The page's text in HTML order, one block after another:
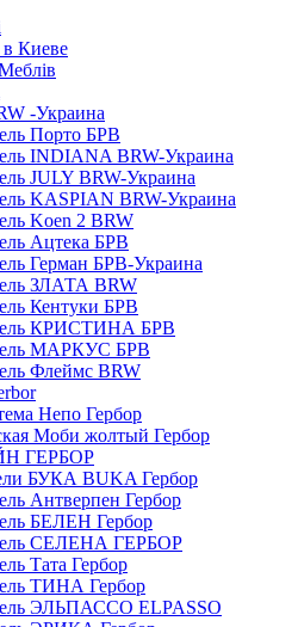
в Киеве
-Украина
Порто БРВ
INDIANA BRW-Украина
JULY BRW-Украина
KASPIAN BRW-Украина
Koen 2 BRW
Ацтека БРВ
Герман БРВ-Украина
ЗЛАТА BRW
Кентуки БРВ
КРИСТИНА БРВ
МАРКУС БРВ
Флеймс BRW
Непо Гербор
Моби жолтый Гербор
ГЕРБОР
БУКА BUKA Гербор
Антверпен Гербор
БЕЛЕН Гербор
СЕЛЕНА ГЕРБОР
Тата Гербор
ТИНА Гербор
ЭЛЬПАССО ELPASSO